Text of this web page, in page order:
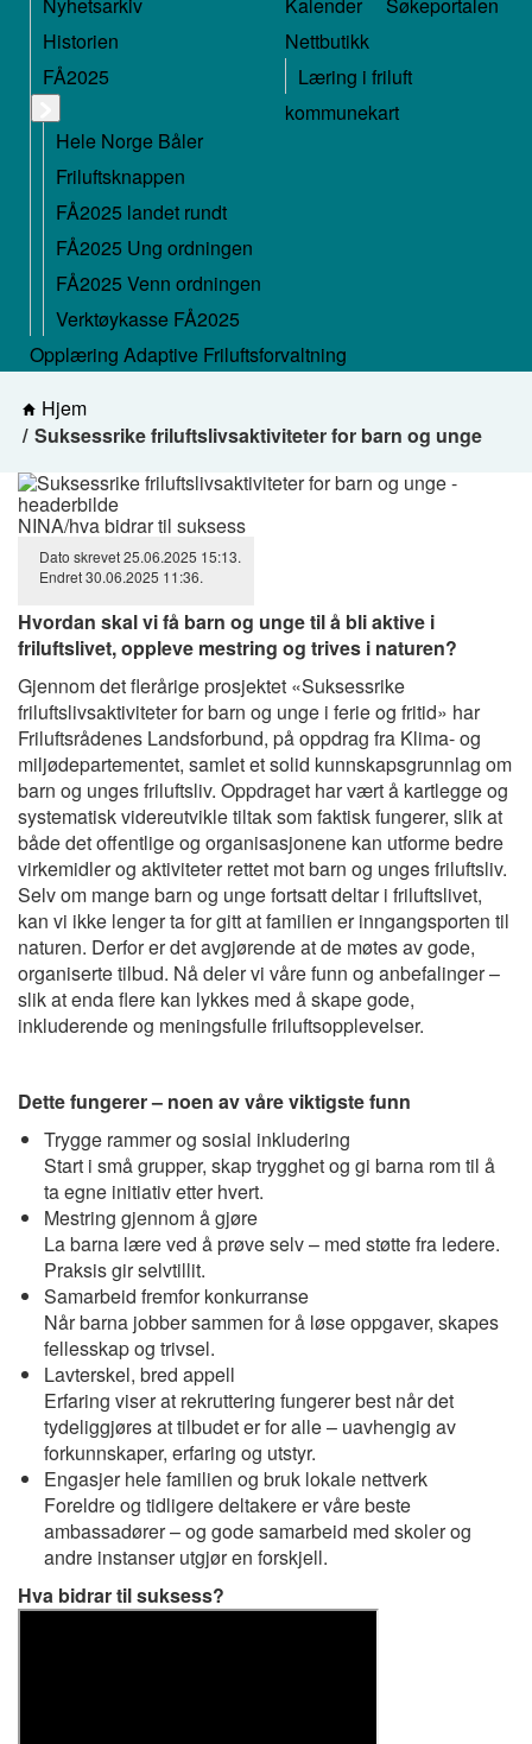
Historien
FÅ2025
Hele Norge Båler
Friluftsknappen
FÅ2025 landet rundt
FÅ2025 Ung ordningen
FÅ2025 Venn ordningen
Verktøykasse FÅ2025
Nettbutikk
Læring i friluft
kommunekart
Opplæring Adaptive Friluftsforvaltning
Hjem
Suksessrike friluftslivsaktiviteter for barn og unge
NINA/hva bidrar til suksess
Dato skrevet25.06.2025 15:13.
Endret30.06.2025 11:36.
Hvordan skal vi få barn og unge til å bli aktive i
friluftslivet, oppleve mestring og trives i naturen?
Gjennom det flerårige prosjektet «Suksessrike
friluftslivsaktiviteter for barn og unge i ferie og fritid» har
Friluftsrådenes Landsforbund, på oppdrag fra Klima- og
miljødepartementet, samlet et solid kunnskapsgrunnlag om
barn og unges friluftsliv. Oppdraget har vært å kartlegge og
systematisk videreutvikle tiltak som faktisk fungerer, slik at
både det offentlige og organisasjonene kan utforme bedre
virkemidler og aktiviteter rettet mot barn og unges friluftsliv.
Selv om mange barn og unge fortsatt deltar i friluftslivet,
kan vi ikke lenger ta for gitt at familien er inngangsporten til
naturen. Derfor er det avgjørende at de møtes av gode,
organiserte tilbud. Nå deler vi våre funn og anbefalinger –
slik at enda flere kan lykkes med å skape gode,
inkluderende og meningsfulle friluftsopplevelser.
Dette fungerer – noen av våre viktigste funn
Trygge rammer og sosial inkludering
Start i små grupper, skap trygghet og gi barna rom til å
ta egne initiativ etter hvert.
Mestring gjennom å gjøre
La barna lære ved å prøve selv – med støtte fra ledere.
Praksis gir selvtillit.
Samarbeid fremfor konkurranse
Når barna jobber sammen for å løse oppgaver, skapes
fellesskap og trivsel.
Lavterskel, bred appell
Erfaring viser at rekruttering fungerer best når det
tydeliggjøres at tilbudet er for alle – uavhengig av
forkunnskaper, erfaring og utstyr.
Engasjer hele familien og bruk lokale nettverk
Foreldre og tidligere deltakere er våre beste
ambassadører – og gode samarbeid med skoler og
andre instanser utgjør en forskjell.
Hva bidrar til suksess?